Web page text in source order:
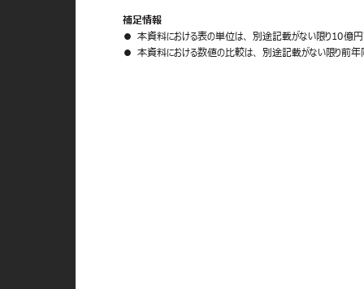
補足情報
● 本資料における表の単位は、
別途記載がない限り10億
● 本資料における数値の比較は、
別途記載がない限り前